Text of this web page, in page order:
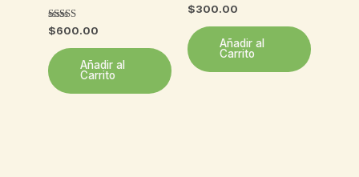
Valorado
con
5.00
de 5
$600.00
Añadir al
Carrito
Valorado
con
5.00
de 5
$300.00
Añadir al
Carrito